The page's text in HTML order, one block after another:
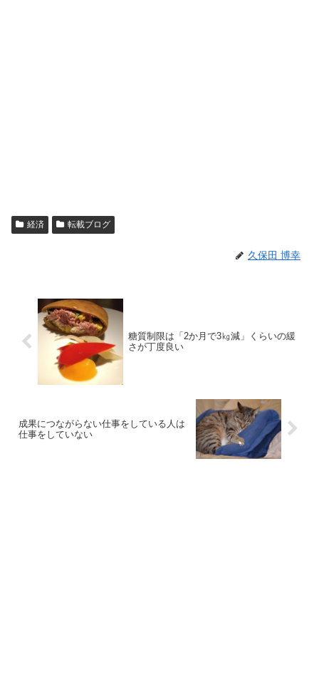
経済 転載ブログ
久保田 博幸
糖質制限は「2か月で3㎏減」くらいの緩
さが丁度良い
成果につながらない仕事をしている人は
仕事をしていない